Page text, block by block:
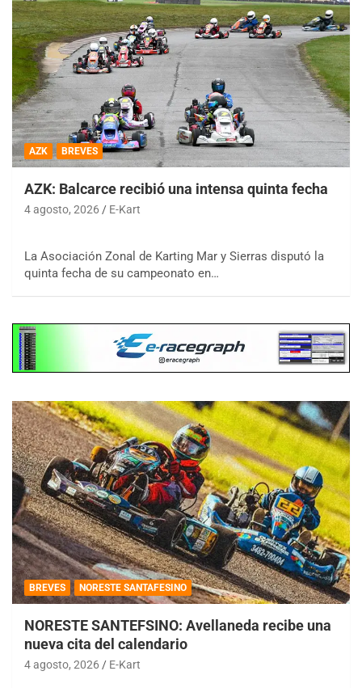
AZK BREVES
AZK: Balcarce recibió una intensa quinta fecha
4 agosto, 2026 E-Kart
La Asociación Zonal de Karting Mar y Sierras disputó la
quinta fecha de su campeonato en…
BREVES NORESTE SANTAFESINO
NORESTE SANTEFSINO: Avellaneda recibe una
nueva cita del calendario
4 agosto, 2026 E-Kart